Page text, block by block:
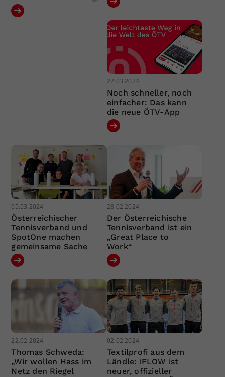
22.03.2024
Noch schneller, noch
einfacher: Das kann
die neue ÖTV-App
05.03.2024
Österreichischer
Tennisverband und
SpotOne machen
gemeinsame Sache
28.02.2024
Der Österreichische
Tennisverband ist ein
„Great Place to
Work“
22.02.2024
Thomas Schweda:
„Wir wollen Hass im
Netz den Riegel
02.02.2024
Textilprofi aus dem
Ländle: iFLOW ist
neuer, offizieller